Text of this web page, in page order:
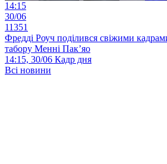
14:15
30/06
11351
Фредді Роуч поділився свіжими
табору Менні Пак’яо
14:15, 30/06 Кадр дня
Всі новини